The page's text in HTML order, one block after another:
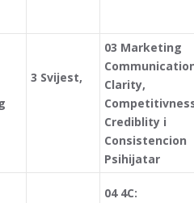
3 Svijest,
03 Marketing
Clarity,
Crediblity i
Consistencion
Psihijatar
04 4C: